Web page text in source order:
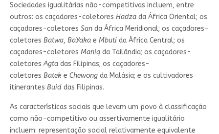
Sociedades igualitárias não-competitivas incluem, entre
outros: os caçadores-coletores Hadza da África Oriental; os
caçadores-coletores San da África Meridional; os caçadores-
coletores Batwa, BaYaka e Mbuti da África Central; os
caçadores-coletores Maniq da Tailândia; os caçadores-
coletoresAgta das Filipinas; os caçadores-
coletores Batek e Chewongda Malásia; e os cultivadores
itinerantes Buid das Filipinas.
As características sociais que levam um povo à classificação
como não-competitivo ou assertivamente igualitário
incluem: representação social relativamente equivalente